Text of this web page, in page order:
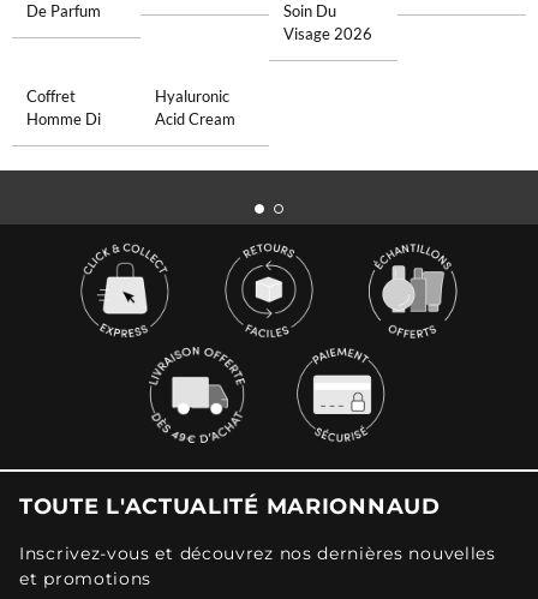
De Parfum
Soin Du
Visage 2026
Coffret
Homme Di
Hyaluronic
Acid Cream
TOUTE L'ACTUALITÉ MARIONNAUD
Inscrivez-vous et découvrez nos dernières nouvelles
et promotions